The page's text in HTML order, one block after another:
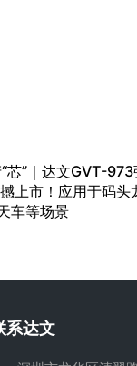
芯”｜达文GVT-973
上市！应用于码头
车等场景
系达文